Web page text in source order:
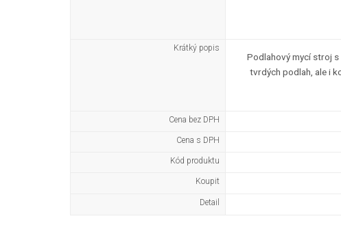
Krátký popis
Podlahový mycí stroj
tvrdých podlah, ale i
Cena bez DPH
Cena s DPH
Kód produktu
Koupit
Detail